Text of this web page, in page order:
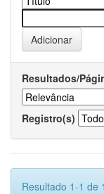
Resultados/
Registro(s)
Resultado 1-1 de